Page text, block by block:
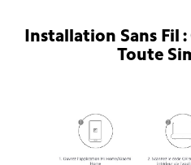
Installation Sans Fil
Toute